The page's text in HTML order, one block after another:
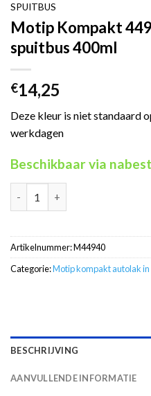
SPUITBUS
Motip Kompakt
spuitbus 400ml
€14,25
Deze kleur is niet standaard
werkdagen
Beschikbaar via
Motip Kompakt 44940 blauw
Artikelnummer:M44940
Categorie:Motip kompakt autolak
BESCHRIJVING
AANVULLENDE INFORMATIE